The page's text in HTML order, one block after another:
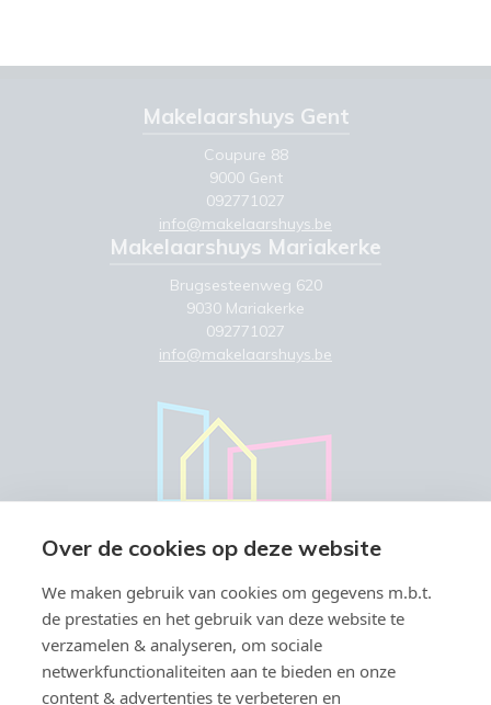
Makelaarshuys Gent
Coupure 88
9000 Gent
092771027
info@makelaarshuys.be
Makelaarshuys Mariakerke
Brugsesteenweg 620
9030 Mariakerke
092771027
info@makelaarshuys.be
Over de cookies op deze website
We maken gebruik van cookies om gegevens m.b.t.
de prestaties en het gebruik van deze website te
verzamelen & analyseren, om sociale
netwerkfunctionaliteiten aan te bieden en onze
content & advertenties te verbeteren en